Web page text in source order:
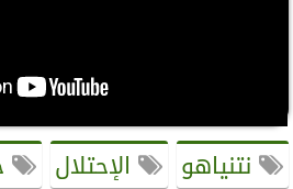
نتنياهو الإحتلال